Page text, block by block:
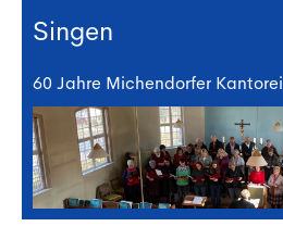
Singen
60 Jahre Michendorfer Kantorei